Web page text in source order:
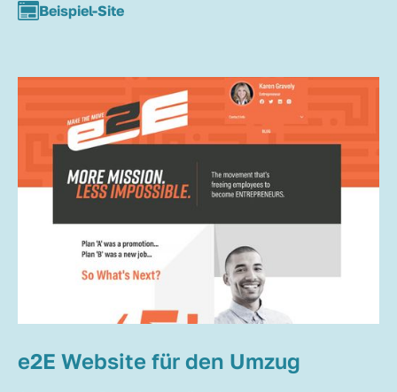
Beispiel-Site
e2E Website für den Umzug